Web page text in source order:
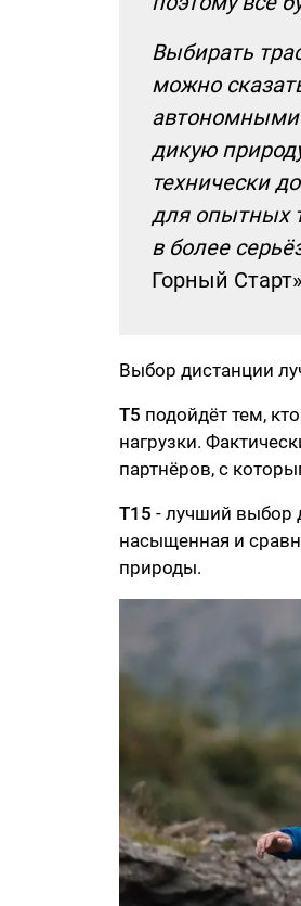
Выбирать
можно
автономными
дикую
технически
для опытных
в более
Горный
Выбор дистанции
Т5 подойдёт тем,
нагрузки.
партнёров, с
Т15 - лучший выбор
насыщенная и
природы.